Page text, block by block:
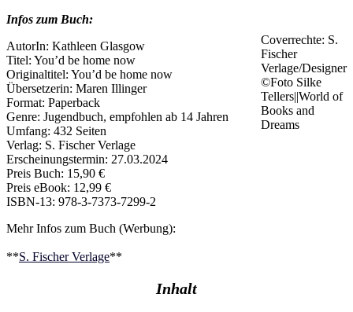
Coverrechte: S.
Fischer
Verlage/Designer
©Foto Silke
Tellers||World of
Books and
Dreams
Infos zum Buch:
AutorIn: Kathleen Glasgow
Titel: You’d be home now
Originaltitel: You’d be home now
Übersetzerin: Maren Illinger
Format: Paperback
Genre: Jugendbuch, empfohlen ab 14 Jahren
Umfang: 432 Seiten
Verlag: S. Fischer Verlage
Erscheinungstermin: 27.03.2024
Preis Buch: 15,90 €
Preis eBook: 12,99 €
ISBN-13: ‎978-3-7373-7299-2
Mehr Infos zum Buch (Werbung):
**S. Fischer Verlage**
Inhalt